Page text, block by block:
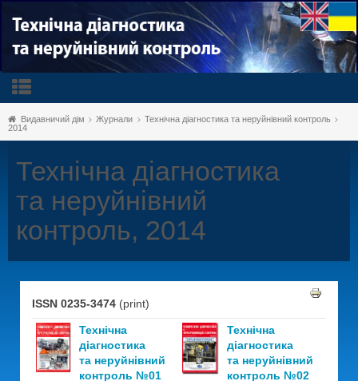
Видавничий дім Журнали
Технічна діагностика та неруйнівний контроль
2014
Технічна діагностика
та неруйнівний
контроль, 2014
ISSN 0235-3474 (print)
Технічна
діагностика
та неруйнівний
контроль №01
Технічна
діагностика
та неруйнівний
контроль №02